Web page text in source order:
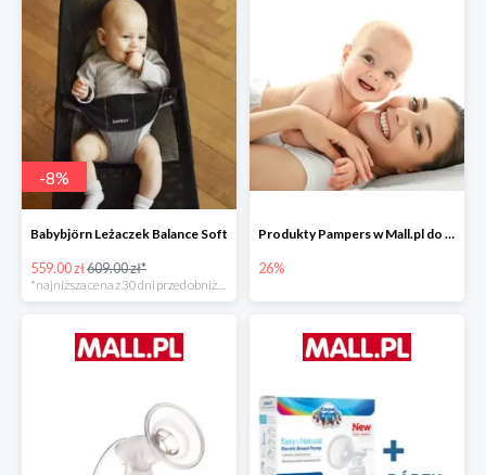
-8%
Babybjörn Leżaczek Balance Soft
559.00 zł609.00 zł*
Produkty Pampers w Mall.pl do -26%
26%